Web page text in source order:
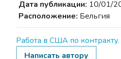
Дата публикации: 10/01/
Расположение: Бельгия
Работа в США по
Написать автору